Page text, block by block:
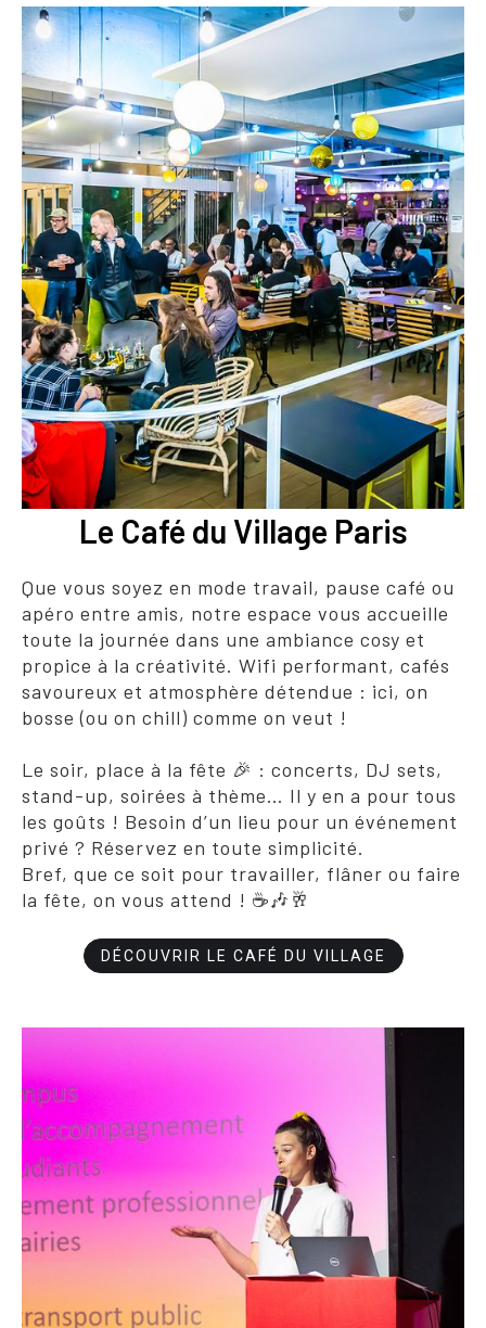
Le Café du Village Paris
Que vous soyez en mode travail, pause café ou
apéro entre amis, notre espace vous accueille
toute la journée dans une ambiance cosy et
propice à la créativité. Wifi performant, cafés
savoureux et atmosphère détendue : ici, on
bosse (ou on chill) comme on veut !
Le soir, place à la fête 🎉 : concerts, DJ sets,
stand-up, soirées à thème… Il y en a pour tous
les goûts ! Besoin d’un lieu pour un événement
privé ? Réservez en toute simplicité.
Bref, que ce soit pour travailler, flâner ou faire
la fête, on vous attend ! ☕🎶🥂
DÉCOUVRIR LE CAFÉ DU VILLAGE